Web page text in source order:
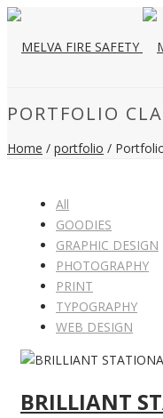
PORTFOLIO
Home / portfolio /
All
GOODIES
GRAPHIC DESIGN
PHOTOGRAPHY
PRINT
TYPOGRAPHY
WEB DESIGN
BRILLIANT